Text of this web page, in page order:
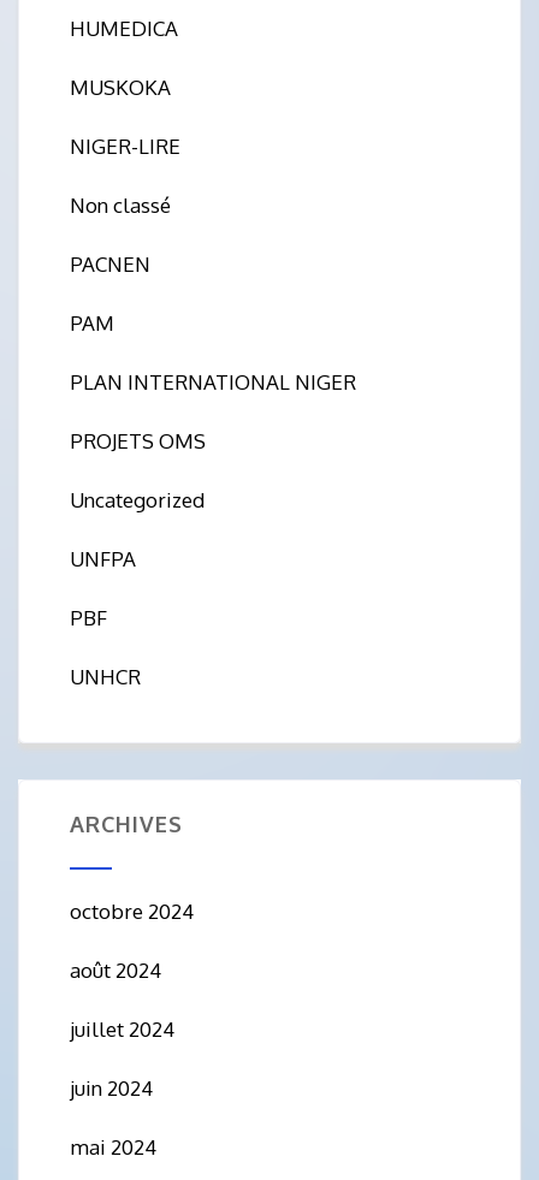
HUMEDICA
MUSKOKA
NIGER-LIRE
Non classé
PACNEN
PAM
PLAN INTERNATIONAL NIGER
PROJETS OMS
Uncategorized
UNFPA
PBF
UNHCR
ARCHIVES
octobre 2024
août 2024
juillet 2024
juin 2024
mai 2024